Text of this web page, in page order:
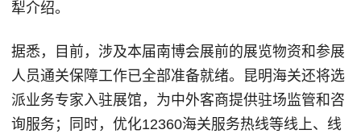
犁介绍。
据悉，目前，涉及本届南博会展前的展览物资和参展
人员通关保障工作已全部准备就绪。昆明海关还将选
派业务专家入驻展馆，为中外客商提供驻场监管和咨
询服务；同时，优化12360海关服务热线等线上、线